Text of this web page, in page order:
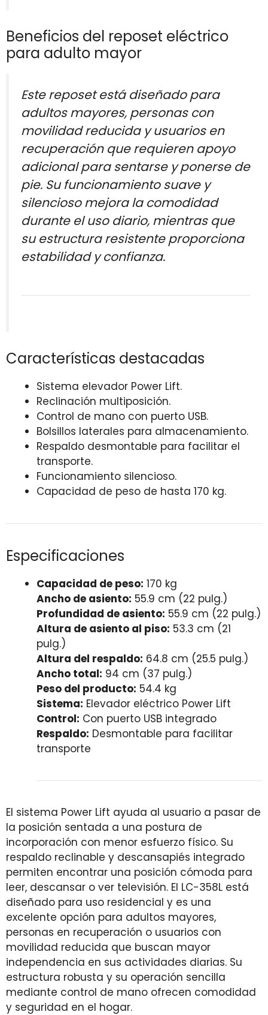
Beneficios del reposet eléctrico
para adulto mayor
Este reposet está diseñado para
adultos mayores, personas con
movilidad reducida y usuarios en
recuperación que requieren apoyo
adicional para sentarse y ponerse de
pie. Su funcionamiento suave y
silencioso mejora la comodidad
durante el uso diario, mientras que
su estructura resistente proporciona
estabilidad y confianza.
Características destacadas
Sistema elevador Power Lift.
Reclinación multiposición.
Control de mano con puerto USB.
Bolsillos laterales para almacenamiento.
Respaldo desmontable para facilitar el
transporte.
Funcionamiento silencioso.
Capacidad de peso de hasta 170 kg.
Especificaciones
Capacidad de peso: 170 kg
Ancho de asiento: 55.9 cm (22 pulg.)
Profundidad de asiento: 55.9 cm (22 pulg.)
Altura de asiento al piso: 53.3 cm (21
pulg.)
Altura del respaldo: 64.8 cm (25.5 pulg.)
Ancho total: 94 cm (37 pulg.)
Peso del producto: 54.4 kg
Sistema: Elevador eléctrico Power Lift
Control: Con puerto USB integrado
Respaldo: Desmontable para facilitar
transporte
El sistema Power Lift ayuda al usuario a pasar de
la posición sentada a una postura de
incorporación con menor esfuerzo físico. Su
respaldo reclinable y descansapiés integrado
permiten encontrar una posición cómoda para
leer, descansar o ver televisión. El LC-358L está
diseñado para uso residencial y es una
excelente opción para adultos mayores,
personas en recuperación o usuarios con
movilidad reducida que buscan mayor
independencia en sus actividades diarias. Su
estructura robusta y su operación sencilla
mediante control de mano ofrecen comodidad
y seguridad en el hogar.